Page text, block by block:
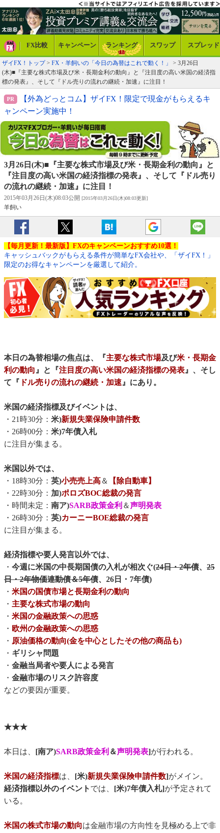
FX比較 キャンペーン ランキング スワップ スプレッド
ザイFX！トップ> FX・羊飼いの「今日の為替はこれで動く！」
> 3月26日
(木)■『主要な株式市場及び米・長期金利の動向』と『注目度の高い米国の経済指
標の発表』、そして『ドル売りの流れの継続・加速』に注目！
【外為どっとコム】ザイFX！限定で現金がもらえるキ
ャンペーン実施中！
3月26日(木)■『主要な株式市場及び米・長期金利の動向』と
『注目度の高い米国の経済指標の発表』、そして『ドル売り
の流れの継続・加速』に注目！
2015年03月26日(木)08:03公開 [2015年03月26日(木)08:03更新]
羊飼い
【毎月更新！最新版】FXのキャンペーンおすすめ10選！
キャッシュバックがもらえる条件が簡単なFX会社や、「ザイFX！」
限定のお得なキャンペーンを厳選して紹介。
本日の為替相場の焦点は、『主要な株式市場及び米・長期金
利の動向』と『注目度の高い米国の経済指標の発表』、そし
て『 ドル売りの流れの継続・加速』にあり。
米国の経済指標及びイベントは、
・21時30分： 米)新規失業保険申請件数
・26時00分： 米)7年債入札
に注目が集まる。
米国以外では、
・18時30分： 英)小売売上高＆
【除自動車】
・22時30分： 加)ポロズBOC総裁の発言
・時間未定： 南ア)SARB政策金利 ＆声明発表
・26時30分： 英)カーニーBOE総裁の発言
に注目が集まる。
経済指標や要人発言以外では、
・ 今週に米国の中長期国債の入札が相次ぐ(24日・2年債、 25
日・2年物価連動債＆5年債、26日・7年債)
・ 米国の国債市場と長期金利の動向
・ 主要な株式市場の動向
・ 米国の金融政策への思惑
・ 欧州の金融政策への思惑
・ 原油価格の動向(金を中心としたその他の商品も)
・ ギリシャ問題
・ 金融当局者や要人による発言
・ 金融市場のリスク許容度
などの要因が重要。
★★★
本日は、 [南ア)SARB政策金利 ＆声明発表]が行われる。
米国の経済指標は、 [米)新規失業保険申請件数]がメイン。
経済指標以外のイベント では、 [米)7年債入札]が予定されて
いる。
米国の株式市場の動向は金融市場の方向性を見極める上で非